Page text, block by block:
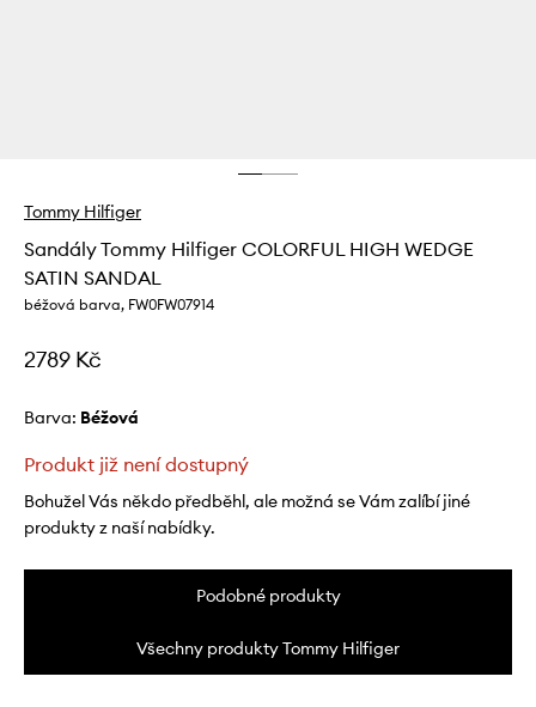
Tommy Hilfiger
Sandály Tommy Hilfiger COLORFUL HIGH WEDGE
SATIN SANDAL
béžová barva, FW0FW07914
2789 Kč
Barva: béžová
Produkt již není dostupný
Bohužel Vás někdo předběhl, ale možná se Vám zalíbí jiné
produkty z naší nabídky.
Podobné produkty
Všechny produkty Tommy Hilfiger